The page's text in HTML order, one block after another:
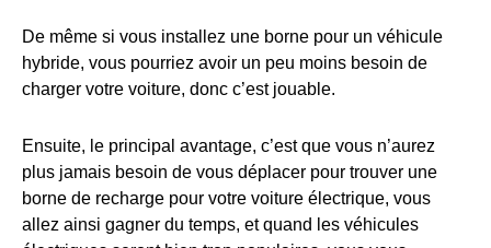
De même si vous installez une borne pour un véhicule
hybride, vous pourriez avoir un peu moins besoin de
charger votre voiture, donc c’est jouable.
Ensuite, le principal avantage, c’est que vous n’aurez
plus jamais besoin de vous déplacer pour trouver une
borne de recharge pour votre voiture électrique, vous
allez ainsi gagner du temps, et quand les véhicules